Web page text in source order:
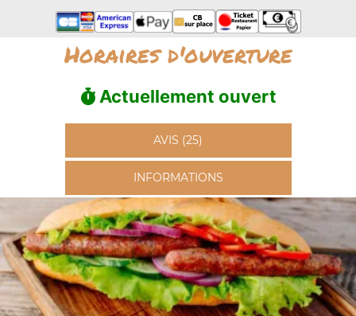
Horaires d'ouverture
Actuellement ouvert
AVIS (25)
INFORMATIONS